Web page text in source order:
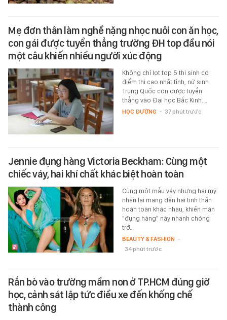
Mẹ đơn thân làm nghề nặng nhọc nuôi con ăn học,
con gái được tuyển thẳng trường ĐH top đầu nói
một câu khiến nhiều người xúc động
Không chỉ lọt top 5 thí sinh có
điểm thi cao nhất tỉnh, nữ sinh
Trung Quốc còn được tuyển
thẳng vào Đại học Bắc Kinh.…
HỌC ĐƯỜNG - 37 phút trước
Jennie đụng hàng Victoria Beckham: Cùng một
chiếc váy, hai khí chất khác biệt hoàn toàn
Cùng một mẫu váy nhưng hai mỹ
nhân lại mang đến hai tinh thần
hoàn toàn khác nhau, khiến màn
"đụng hàng" này nhanh chóng
trở…
BEAUTY & FASHION -
34 phút trước
Rắn bò vào trường mầm non ở TP.HCM đúng giờ
học, cảnh sát lập tức điều xe đến khống chế
thành công